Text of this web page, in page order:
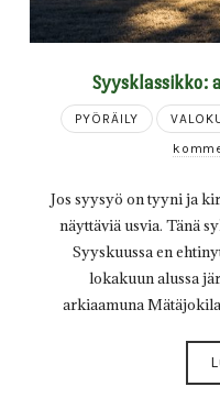
Syysklassikko:
PYÖRÄILY
Jos syysyö on tyyni ja
näyttäviä usvia. Tänä
Syyskuussa en
lokakuun alussa
arkiaamuna